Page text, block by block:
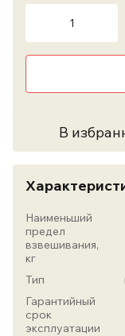
В
Наименьший
предел
взвешивания,
кг
Тип
Гарантийный
срок
эксплуатации